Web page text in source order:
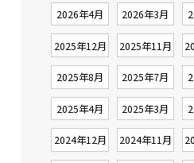
2026年4月 2026年3月
2025年12月 2025年11月
2025年8月 2025年7月
2025年4月 2025年3月
2024年12月 2024年11月